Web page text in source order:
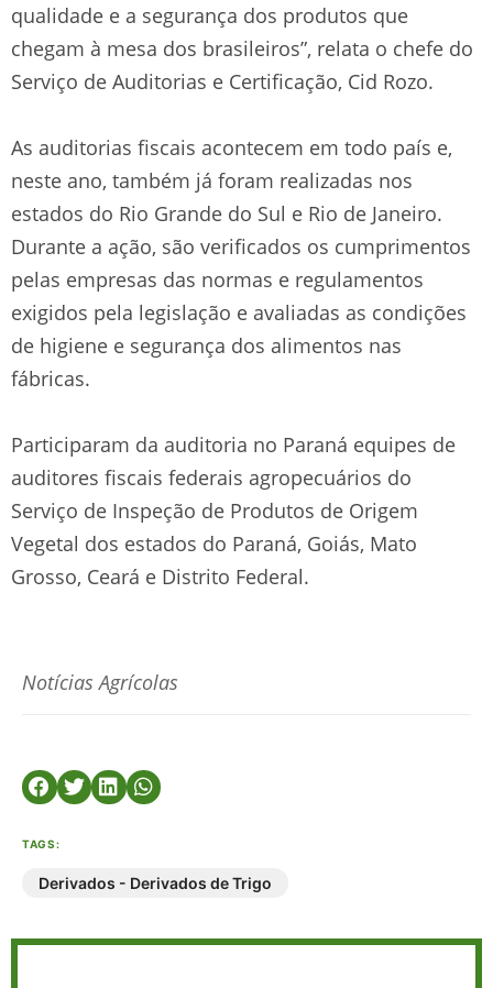
qualidade e a segurança dos produtos que
chegam à mesa dos brasileiros”, relata o chefe do
Serviço de Auditorias e Certificação, Cid Rozo.
As auditorias fiscais acontecem em todo país e,
neste ano, também já foram realizadas nos
estados do Rio Grande do Sul e Rio de Janeiro.
Durante a ação, são verificados os cumprimentos
pelas empresas das normas e regulamentos
exigidos pela legislação e avaliadas as condições
de higiene e segurança dos alimentos nas
fábricas.
Participaram da auditoria no Paraná equipes de
auditores fiscais federais agropecuários do
Serviço de Inspeção de Produtos de Origem
Vegetal dos estados do Paraná, Goiás, Mato
Grosso, Ceará e Distrito Federal.
Notícias Agrícolas
TAGS:
Derivados - Derivados de Trigo